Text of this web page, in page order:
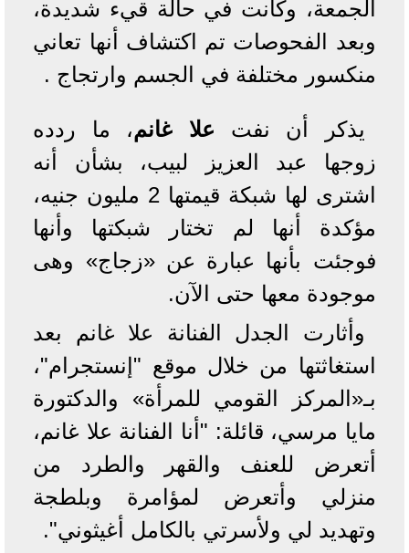
الجمعة، وكانت في حالة قيء شديدة،
وبعد الفحوصات تم اكتشاف أنها تعاني
منكسور مختلفة في الجسم وارتجاج .
يذكر أن نفت علا غانم، ما ردده
زوجها عبد العزيز لبيب، بشأن أنه
اشترى لها شبكة قيمتها 2 مليون جنيه،
مؤكدة أنها لم تختار شبكتها وأنها
فوجئت بأنها عبارة عن «زجاج» وهى
موجودة معها حتى الآن.
وأثارت الجدل الفنانة علا غانم بعد
استغاثتها من خلال موقع "إنستجرام"،
بـ«المركز القومي للمرأة» والدكتورة
مايا مرسي، قائلة: "أنا الفنانة علا غانم،
أتعرض للعنف والقهر والطرد من
منزلي وأتعرض لمؤامرة وبلطجة
وتهديد لي ولأسرتي بالكامل أغيثوني".